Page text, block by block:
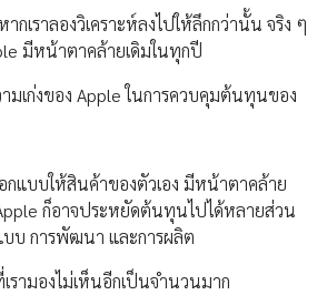
กเราลองวิเคราะห์ลงไปให้ลึกกว่านั้น จริง ๆ
มีหน้าตาคล้ายเดิมในทุกปี
ามเก่งของ Apple ในการควบคุมต้นทุนของ
กแบบให้สินค้าของตัวเอง มีหน้าตาคล้าย
ก็อาจประหยัดต้นทุนไปได้หลายส่วน
บ การพัฒนา และการผลิต
ามองไม่เห็นอีกเป็นจำนวนมาก